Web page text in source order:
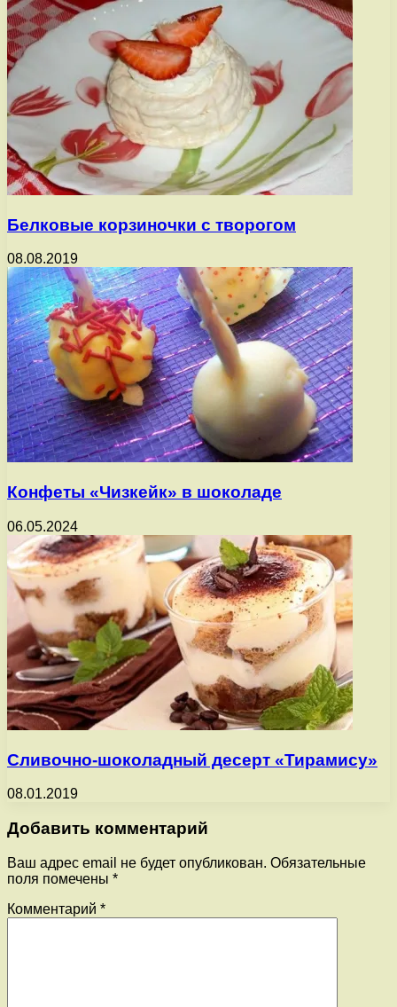
Белковые корзиночки с творогом
08.08.2019
Конфеты «Чизкейк» в шоколаде
06.05.2024
Cливочно-шоколадный десерт «Тирамису»
08.01.2019
Добавить комментарий
Ваш адрес email не будет опубликован. Обязательные
поля помечены *
Комментарий *